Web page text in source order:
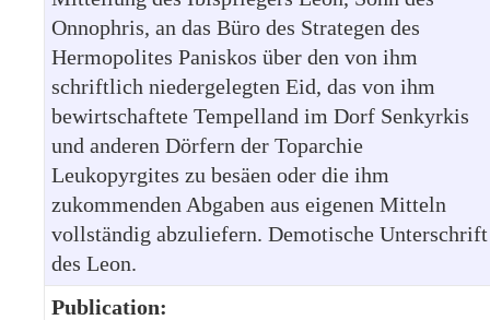
Onnophris, an das Büro des Strategen des
Hermopolites Paniskos über den von ihm
schriftlich niedergelegten Eid, das von ihm
bewirtschaftete Tempelland im Dorf Senkyrkis
und anderen Dörfern der Toparchie
Leukopyrgites zu besäen oder die ihm
zukommenden Abgaben aus eigenen Mitteln
vollständig abzuliefern. Demotische Unterschrift
des Leon.
Publication: